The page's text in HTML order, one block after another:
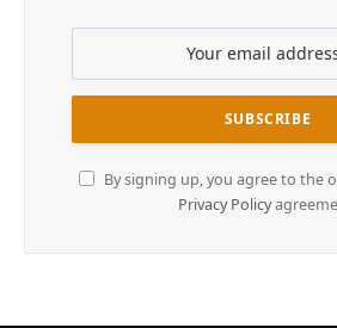
By signing up, you agree to the
Privacy Policy